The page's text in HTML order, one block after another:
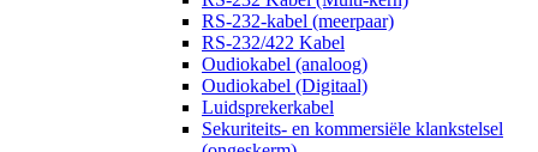
RS-232-kabel (meerpaar)
RS-232/422 Kabel
Oudiokabel (analoog)
Oudiokabel (Digitaal)
Luidsprekerkabel
Sekuriteits- en kommersiële klankstelsel